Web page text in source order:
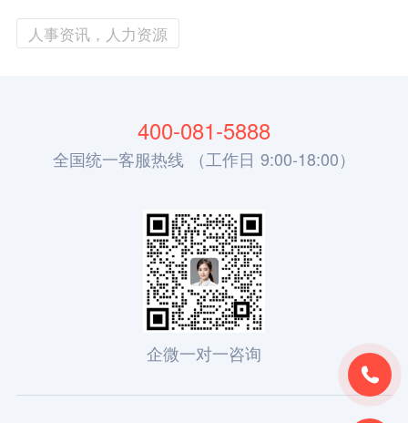
人事资讯，人力资源

400-081-5888
全国统一客服热线 （工作日 9:00-18:00）
企微一对一咨询